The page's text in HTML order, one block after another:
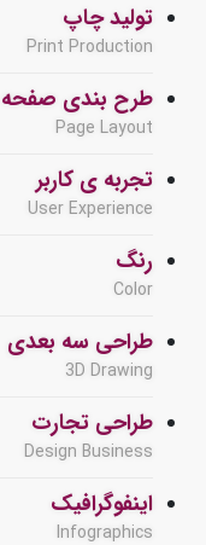
تولید چاپ
Print Production
طرح بندی صفحه
Page Layout
تجربه ی کاربر
User Experience
رنگ
Color
طراحی سه بعدی
3D Drawing
طراحی تجارت
Design Business
اینفوگرافیک
Infographics